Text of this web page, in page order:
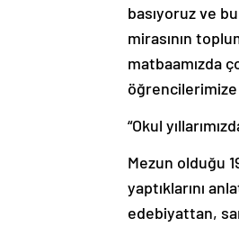
basıyoruz ve
mirasının
matbaamızda
“Okul
Mezun olduğu
yaptıklarını
edebiyattan,